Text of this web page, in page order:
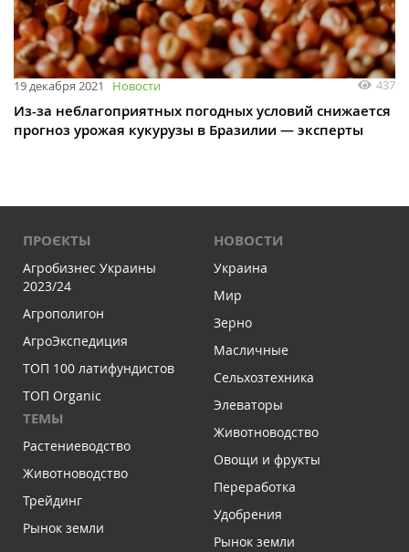
19 декабря 2021 Новости 437
Из-за неблагоприятных погодных условий снижается
прогноз урожая кукурузы в Бразилии — эксперты
ПРОЄКТЫ
Агробизнес Украины
2023/24
Агрополигон
АгроЭкспедиция
ТОП 100 латифундистов
ТОП Organic
ТЕМЫ
Растениеводство
Животноводство
Трейдинг
Рынок земли
НОВОСТИ
Украина
Мир
Зерно
Масличные
Сельхозтехника
Элеваторы
Животноводство
Овощи и фрукты
Переработка
Удобрения
Рынок земли